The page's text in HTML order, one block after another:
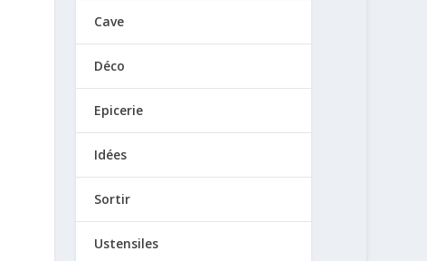
Cave
Déco
Epicerie
Idées
Sortir
Ustensiles